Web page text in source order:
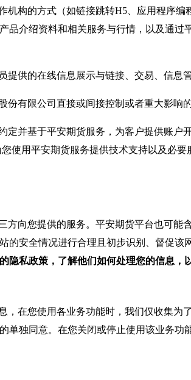
构的方式（如链接跳转H5、应用程序
介绍资料和相关服务与行情，以及通过
供的在线信息展示与链接、交易、信息
有限公司直接或间接控制或者重大影响的
定并基于平安期货服务，为客户提供账户
使用平安期货服务提供技术支持以及必
向您提供的服务。平安期货平台也可能
安全情况进行合理且初步识别、督促该
隐私政策，了解他们如何处理您的信息，
在您使用各业务功能时，我们仅收集为
独同意。在您关闭或停止使用该业务功